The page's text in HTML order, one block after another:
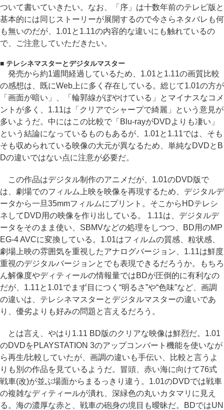
ついて書いていきたい。なお、「序」は十数年前のテレビ版と
基本的には同じストーリーが展開するので今さらネタバレも何
も無いのだが、1.01と1.11の内容的な違いにも触れているの
で、ご注意していただきたい。
■ テレシネマスターとデジタルマスター
発売から約1週間経過しているため、1.01と1.11の画質比較
の感想は、既にWeb上に多く存在している。総じて1.01の方が
「画面が暗い」、「輪郭線がぼやけている」とマイナスなコメ
ントが多く、1.11は「クリアでシャープで綺麗」という意見が
多いようだ。中にはこの比較で「Blu-rayがDVDよりも凄い」
という結論になっているものもあるが、1.01と1.11では、そも
そも収められている映像の大元が異なるため、単純なDVDとB
Dの違いではない点に注意が必要だ。
この作品はデジタル制作のアニメだが、1.01のDVD版で
は、劇場でのフィルム上映を映像を再現するため、デジタルデ
ータから一旦35mmフィルムにプリント。そこからHDテレシ
ネしてDVD用の映像を作り出している。 1.11は、デジタルデ
ータをそのまま使い、SBMVなどの処理をしつつ、BD用のMP
EG-4 AVCに変換している。1.01はフィルムの質感、粒状感、
劇場上映の雰囲気を重視したアナログバージョン、1.11は鮮度
重視のデジタルバージョンとでも表現できるだろうか。もちろ
ん解像度やディティールの情報量ではBDが圧倒的に有利なの
だが、1.11と1.01でまず目につく“明るさ”や“色味”など、画調
の違いは、テレシネマスターとデジタルマスターの違いであ
り、優劣よりも好みの問題と言えるだろう。
とは言え、やはり1.11 BD版のクリアな映像は鮮烈だ。1.01
のDVDをPLAYSTATION 3のアップコンバート機能を使いなが
ら再生/比較していたが、画調の違いも手伝い、比較と言うよ
りも別の作品を見ているようだ。冒頭、赤い海に向けて76式
戦車(改)が並ぶ場面からまるっきり違う。1.01のDVDでは戦車
の複雑なディティールが潰れ、深緑色の丸いカタマリに見え
る。海の濃厚な赤と、戦車の砲身の境目も曖昧だ。BDではUN